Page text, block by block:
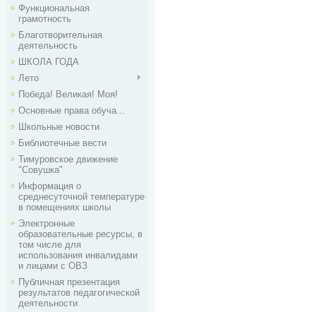
Функциональная
грамотность
Благотворительная
деятельность
ШКОЛА ГОДА
Лето
Победа! Великая! Моя!
Основные права обуча...
Школьные новости
Библиотечные вести
Тимуровское движение
"Совушка"
Информация о
среднесуточной температуре
в помещениях школы
Электронные
образовательные ресурсы, в
том числе для
использования инвалидами
и лицами с ОВЗ
Публичная презентация
результатов педагогической
деятельности